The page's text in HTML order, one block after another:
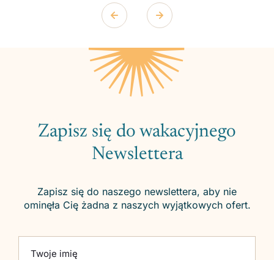
Zapisz się do wakacyjnego
Newslettera
Zapisz się do naszego newslettera, aby nie
ominęła Cię żadna z naszych wyjątkowych ofert.
Twoje imię